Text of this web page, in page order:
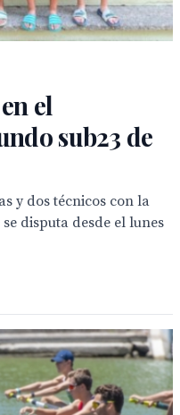
el
sub23 de
y dos técnicos con la
disputa desde el lunes